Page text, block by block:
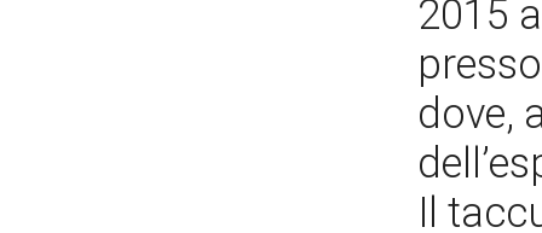
2015
dove,
Il